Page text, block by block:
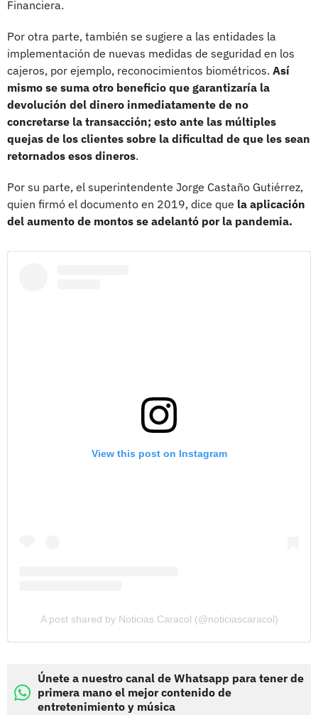
Financiera.
Por otra parte, también se sugiere a las entidades la
implementación de nuevas medidas de seguridad en los
cajeros, por ejemplo, reconocimientos biométricos. Así
mismo se suma otro beneficio que garantizaría la
devolución del dinero inmediatamente de no
concretarse la transacción; esto ante las múltiples
quejas de los clientes sobre la dificultad de que les sean
retornados esos dineros.
Por su parte, el superintendente Jorge Castaño Gutiérrez,
quien firmó el documento en 2019, dice que la aplicación
del aumento de montos se adelantó por la pandemia.
View this post on Instagram
A post shared by Noticias Caracol (@noticiascaracol)
Únete a nuestro canal de Whatsapp para tener de
primera mano el mejor contenido de
entretenimiento y música